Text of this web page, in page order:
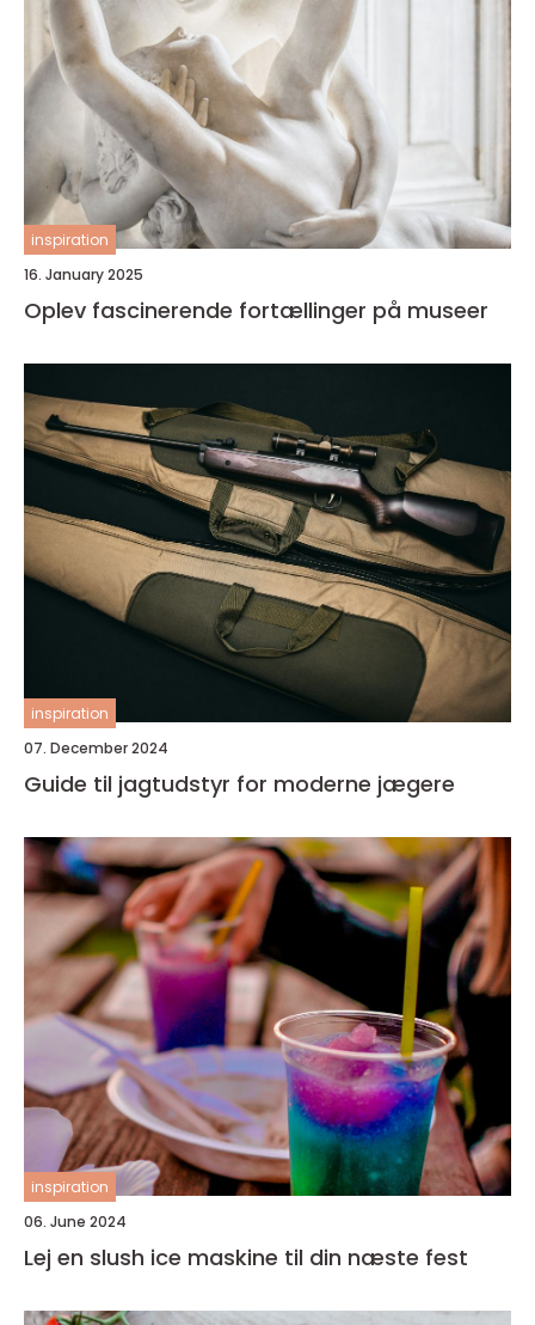
inspiration
16. January 2025
Oplev fascinerende fortællinger på museer
inspiration
07. December 2024
Guide til jagtudstyr for moderne jægere
inspiration
06. June 2024
Lej en slush ice maskine til din næste fest